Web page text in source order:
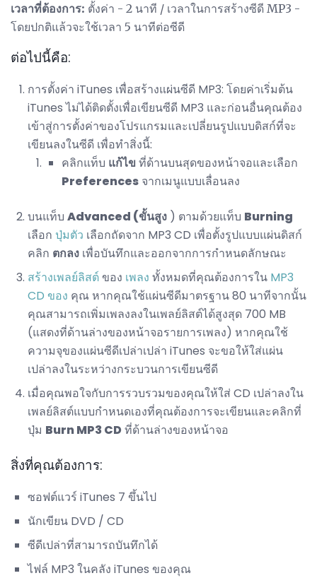
เวลาที่ต้องการ: ตั้งค่า - 2 นาที / เวลาในการสร้างซีดี MP3 -
โดยปกติแล้วจะใช้เวลา 5 นาทีต่อซีดี
ต่อไปนี้คือ:
การตั้งค่า iTunes เพื่อสร้างแผ่นซีดี MP3: โดยค่าเริ่มต้น
iTunes ไม่ได้ติดตั้งเพื่อเขียนซีดี MP3 และก่อนอื่นคุณต้อง
เข้าสู่การตั้งค่าของโปรแกรมและเปลี่ยนรูปแบบดิสก์ที่จะ
เขียนลงในซีดี เพื่อทำสิ่งนี้:
คลิกแท็บ แก้ไขที่ด้านบนสุดของหน้าจอและเลือก
Preferences จากเมนูแบบเลื่อนลง
บนแท็บ Advanced (ขั้นสูง ) ตามด้วยแท็บ Burning
เลือก ปุ่มตัว เลือกถัดจาก MP3 CD เพื่อตั้งรูปแบบแผ่นดิสก์
คลิก ตกลง เพื่อบันทึกและออกจากการกำหนดลักษณะ
สร้างเพลย์ลิสต์ของ เพลง ทั้งหมดที่คุณต้องการใน MP3
CD ของ คุณ หากคุณใช้แผ่นซีดีมาตรฐาน 80 นาทีจากนั้น
คุณสามารถเพิ่มเพลงลงในเพลย์ลิสต์ได้สูงสุด 700 MB
(แสดงที่ด้านล่างของหน้าจอรายการเพลง) หากคุณใช้
ความจุของแผ่นซีดีเปล่าเปล่า iTunes จะขอให้ใส่แผ่น
เปล่าลงในระหว่างกระบวนการเขียนซีดี
เมื่อคุณพอใจกับการรวบรวมของคุณให้ใส่ CD เปล่าลงใน
เพลย์ลิสต์แบบกำหนดเองที่คุณต้องการจะเขียนและคลิกที่
ปุ่ม Burn MP3 CDที่ด้านล่างของหน้าจอ
สิ่งที่คุณต้องการ:
ซอฟต์แวร์ iTunes 7 ขึ้นไป
นักเขียน DVD / CD
ซีดีเปล่าที่สามารถบันทึกได้
ไฟล์ MP3 ในคลัง iTunes ของคุณ